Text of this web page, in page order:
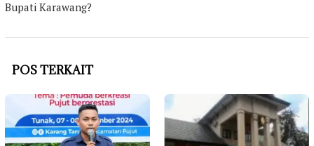
Bupati Karawang?
POS TERKAIT